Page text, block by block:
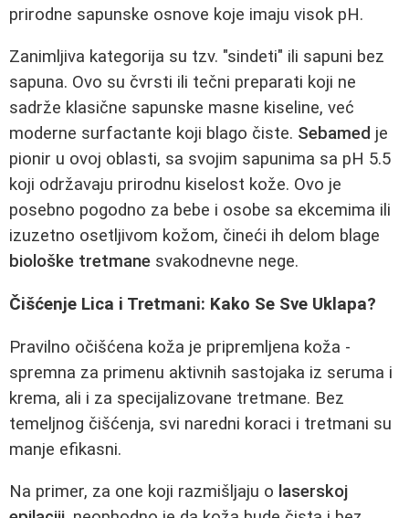
prirodne sapunske osnove koje imaju visok pH.
Zanimljiva kategorija su tzv. "sindeti" ili sapuni bez
sapuna. Ovo su čvrsti ili tečni preparati koji ne
sadrže klasične sapunske masne kiseline, već
moderne surfactante koji blago čiste. Sebamed je
pionir u ovoj oblasti, sa svojim sapunima sa pH 5.5
koji održavaju prirodnu kiselost kože. Ovo je
posebno pogodno za bebe i osobe sa ekcemima ili
izuzetno osetljivom kožom, čineći ih delom blage
biološke tretmane svakodnevne nege.
Čišćenje Lica i Tretmani: Kako Se Sve Uklapa?
Pravilno očišćena koža je pripremljena koža -
spremna za primenu aktivnih sastojaka iz seruma i
krema, ali i za specijalizovane tretmane. Bez
temeljnog čišćenja, svi naredni koraci i tretmani su
manje efikasni.
Na primer, za one koji razmišljaju o laserskoj